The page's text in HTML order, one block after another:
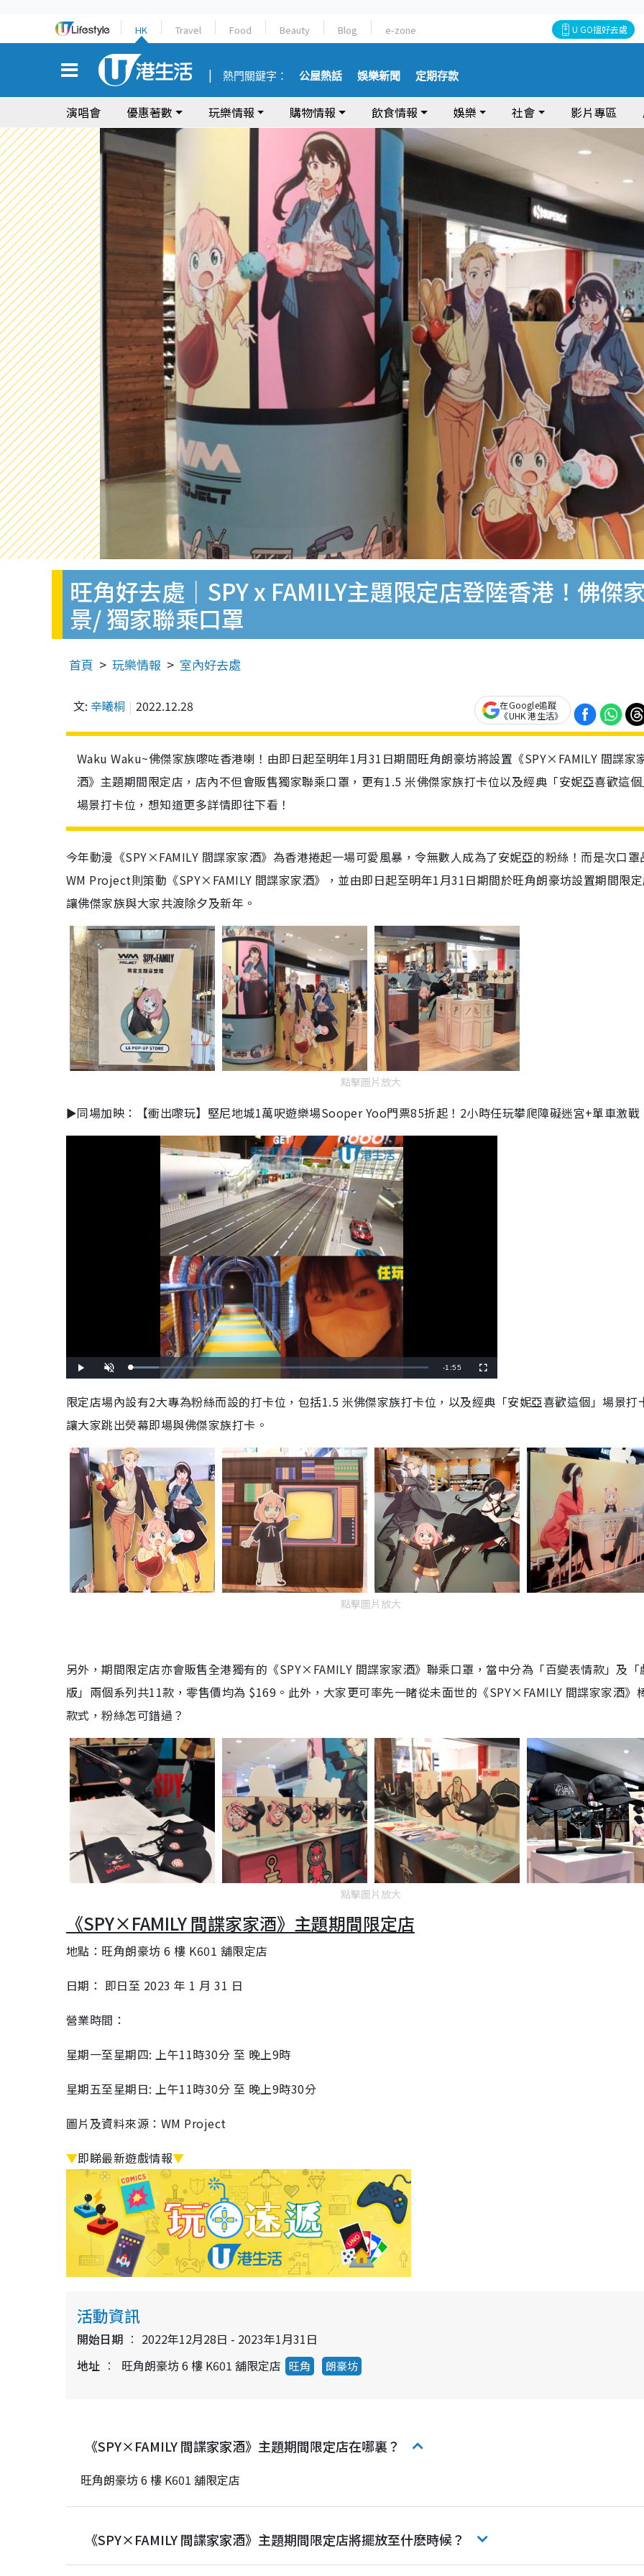
HK Travel Food Beauty Blog e-zone U GO搵好去處
熱門關鍵字： 公屋熱話 娛樂新聞 定期存款
演唱會 優惠著數 玩樂情報 購物情報 飲食情報 娛樂 社會 影片專區
旺角好去處｜SPY x FAMILY主題限定店登陸香港！佛傑
景/ 獨家聯乘口罩
首頁 玩樂情報 室內好去處
文: 辛曦桐 2022.12.28
在Google追蹤
《UHK 港生活》
Waku Waku~佛傑家族嚟咗香港喇！由即日起至明年1月31日期間旺角朗豪坊將設置《SPY×FAMILY 間諜家
酒》主題期間限定店，店內不但會販售獨家聯乘口罩，更有1.5 米佛傑家族打卡位以及經典「安妮亞喜歡這
場景打卡位，想知道更多詳情即往下看！
今年動漫《SPY×FAMILY 間諜家家酒》為香港捲起一場可愛風暴，令無數人成為了安妮亞的粉絲！而是次口罩
WM Project則策動《SPY×FAMILY 間諜家家酒》，並由即日起至明年1月31日期間於旺角朗豪坊設置期間限
讓佛傑家族與大家共渡除夕及新年。
點擊圖片放大
►同場加映：【衝出嚟玩】堅尼地城1萬呎遊樂場Sooper Yoo門票85折起！2小時任玩攀爬障礙迷宮+單車激戰
l
n
t
e
L
e
d
9
.
%
R
i
n
n
g
T
i
-1:55
u
s
c
限定店場內設有2大專為粉絲而設的打卡位，包括1.5 米佛傑家族打卡位，以及經典「安妮亞喜歡這個」場景打
讓大家跳出熒幕即場與佛傑家族打卡。
點擊圖片放大
另外，期間限定店亦會販售全港獨有的《SPY×FAMILY 間諜家家酒》聯乘口罩，當中分為「百變表情款」及「
版」兩個系列共11款，零售價均為 $169 。此外，大家更可率先一睹從未面世的《SPY×FAMILY 間諜家家酒》
款式，粉絲怎可錯過？
點擊圖片放大
《SPY×FAMILY間諜家家酒》主題期間限定店
地點：旺角朗豪坊 6 樓 K601 舖限定店
日期： 即日至 2023年 1 月 31 日
營業時間：
星期一至星期四: 上午11時30分 至 晚上9時
星期五至星期日: 上午11時30分 至 晚上9時30分
圖片及資料來源：WM Project
▼即睇最新遊戲情報▼
活動資訊
開始日期
2022年12月28日 - 2023年1月31日
地址
旺角朗豪坊 6 樓 K601 舖限定店 旺角 朗豪坊
《SPY×FAMILY 間諜家家酒》主題期間限定店在哪裏？
旺角朗豪坊6 樓 K601 舖限定店
《SPY×FAMILY 間諜家家酒》主題期間限定店將擺放至什麽時候？